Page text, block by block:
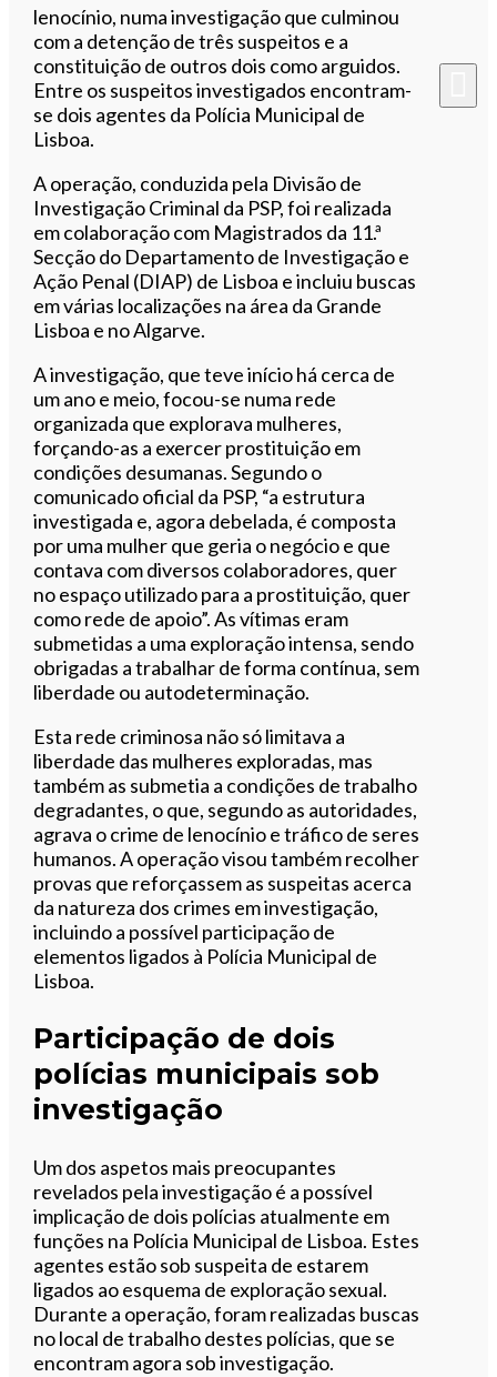
lenocínio, numa investigação que culminou
com a detenção de três suspeitos e a
constituição de outros dois como arguidos.
Entre os suspeitos investigados encontram-
se dois agentes da Polícia Municipal de
Lisboa.
A operação, conduzida pela Divisão de
Investigação Criminal da PSP, foi realizada
em colaboração com Magistrados da 11.ª
Secção do Departamento de Investigação e
Ação Penal (DIAP) de Lisboa e incluiu buscas
em várias localizações na área da Grande
Lisboa e no Algarve.
A investigação, que teve início há cerca de
um ano e meio, focou-se numa rede
organizada que explorava mulheres,
forçando-as a exercer prostituição em
condições desumanas. Segundo o
comunicado oficial da PSP, “a estrutura
investigada e, agora debelada, é composta
por uma mulher que geria o negócio e que
contava com diversos colaboradores, quer
no espaço utilizado para a prostituição, quer
como rede de apoio”. As vítimas eram
submetidas a uma exploração intensa, sendo
obrigadas a trabalhar de forma contínua, sem
liberdade ou autodeterminação.
Esta rede criminosa não só limitava a
liberdade das mulheres exploradas, mas
também as submetia a condições de trabalho
degradantes, o que, segundo as autoridades,
agrava o crime de lenocínio e tráfico de seres
humanos. A operação visou também recolher
provas que reforçassem as suspeitas acerca
da natureza dos crimes em investigação,
incluindo a possível participação de
elementos ligados à Polícia Municipal de
Lisboa.
Participação de dois
polícias municipais sob
investigação
Um dos aspetos mais preocupantes
revelados pela investigação é a possível
implicação de dois polícias atualmente em
funções na Polícia Municipal de Lisboa. Estes
agentes estão sob suspeita de estarem
ligados ao esquema de exploração sexual.
Durante a operação, foram realizadas buscas
no local de trabalho destes polícias, que se
encontram agora sob investigação.